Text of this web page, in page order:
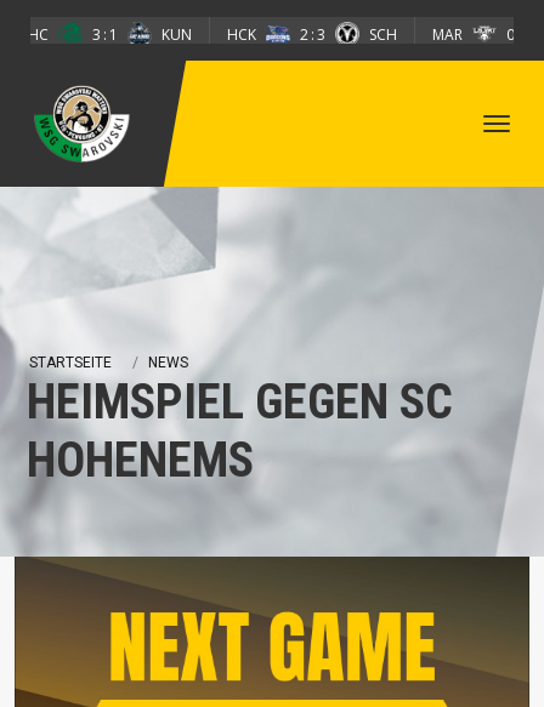
EHC 3 1 KUN HCK 2 3 SCH MAR 0 5
STARTSEITE NEWS
HEIMSPIEL GEGEN SC
HOHENEMS